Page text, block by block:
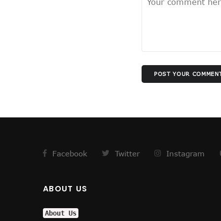
झूठा साबित हुए ट्रम्प !
आम हुआ खास
वाल पेंटिंग की सियासत !
फिर कोरोना की दस्तक, दिल्ली में
POST YOUR
Facebook Twitter Instagram
ABOUT US
About Us